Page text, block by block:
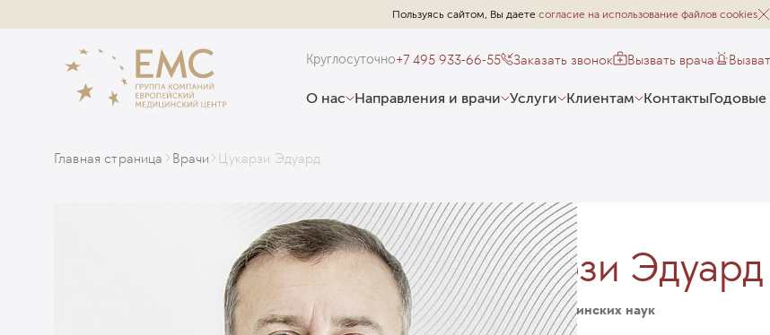
Пользуясь сайтом, Вы даете согласие на использование файлов cookies
Круглосуточно+7 495 933-66-55 Заказать звонок Вызвать врача
О нас Направления и врачи Услуги Клиентам Контакты
Главная страница Врачи Цукарзи Эдуард
Цукарзи Эдуард
Кандидат медицинских наук